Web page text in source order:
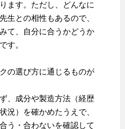
ます。ただし、どんなに
生との相性もあるので、
て、自分に合うかどうか
す。
の選び方に通じるものが
、成分や製造方法（経歴
況）を確かめたうえで、
う・合わないを確認して